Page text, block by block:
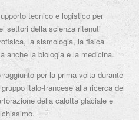
tecnico e logistico per
settori della scienza ritenuti
la sismologia, la fisica
anche la biologia e la medicina.
per la prima volta durante
italo-francese alla ricerca del
della calotta glaciale e